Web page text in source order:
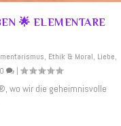
🌟 ELEMENTARE
, Ethik & Moral, Liebe,
0 |
wo wir die geheimnisvolle